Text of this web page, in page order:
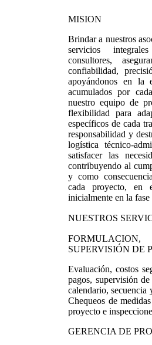
MISION
Brindar a nuestros
servicios
consultores,
confiabilidad,
apoyándonos en la
acumulados por
nuestro equipo de
flexibilidad para
específicos de cada
responsabilidad y
logística técnico-
satisfacer las
contribuyendo al
y como
cada proyecto, en
inicialmente en la
NUESTROS
SUPERVISIÓN DE
Evaluación, costos
pagos, supervisión
calendario, secuencia
Chequeos de
proyecto e
GERENCIA DE